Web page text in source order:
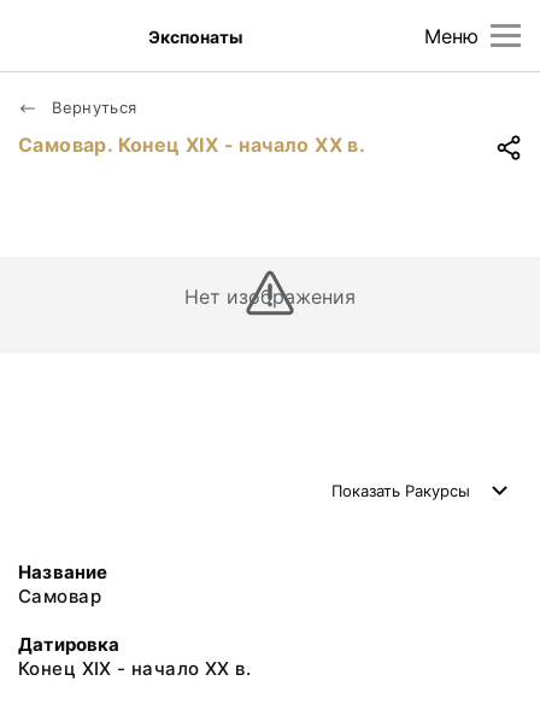
Меню
Экспонаты
Вернуться
Самовар. Конец ХIХ - начало ХХ в.
Нет изображения
Показать Ракурсы
Название
Самовар
Датировка
Конец ХIХ - начало ХХ в.